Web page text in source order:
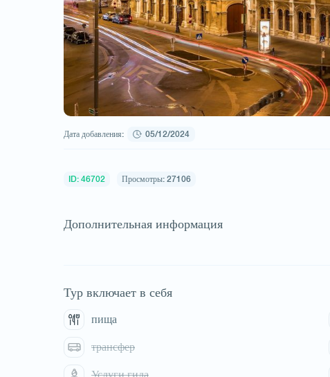
Дата добавления: 05/12/2024
ID: 46702 Просмотры: 27106
Дополнительная информация
Тур включает в себя
пища
трансфер